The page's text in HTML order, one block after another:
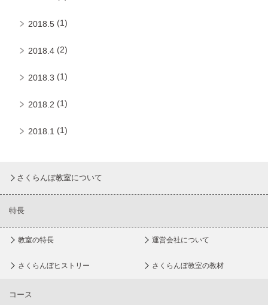
2018.5 (1)
2018.4 (2)
2018.3 (1)
2018.2 (1)
2018.1 (1)
さくらんぼ教室について
特長
教室の特長 運営会社について
さくらんぼヒストリー さくらんぼ教室の教材
コース